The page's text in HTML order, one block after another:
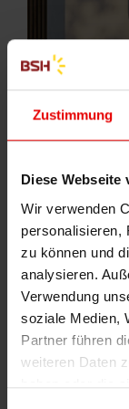
Zustimmung
Diese Webseite
Wir verwenden
personalisieren,
zu können und
analysieren.
Verwendung
soziale Medien,
Partner führen
weiteren Daten
haben oder die
Erfüllt
Das
Ladeleistung in
Überlastung